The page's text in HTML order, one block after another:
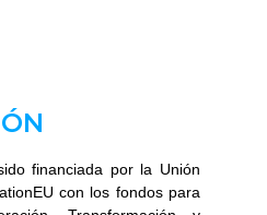
financiada por la Unión
con los fondos para